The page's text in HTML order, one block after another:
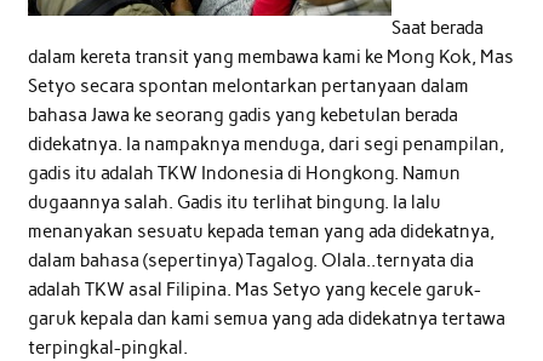
Saat berada
dalam kereta transit yang membawa kami ke Mong Kok, Mas
Setyo secara spontan melontarkan pertanyaan dalam
bahasa Jawa ke seorang gadis yang kebetulan berada
didekatnya. Ia nampaknya menduga, dari segi penampilan,
gadis itu adalah TKW Indonesia di Hongkong. Namun
dugaannya salah. Gadis itu terlihat bingung. Ia lalu
menanyakan sesuatu kepada teman yang ada didekatnya,
dalam bahasa (sepertinya) Tagalog. Olala..ternyata dia
adalah TKW asal Filipina. Mas Setyo yang kecele garuk-
garuk kepala dan kami semua yang ada didekatnya tertawa
terpingkal-pingkal.